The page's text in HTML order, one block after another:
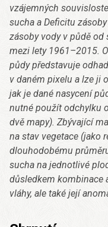
vzájemných
sucha a Deficitu
zásoby vody v půdě
mezi lety 1961–2015.
půdy představuje
v daném pixelu a lze ji
jak je dané nasycení
nutné použít odchylku
dvě mapy). Zbývající
na stav vegetace (jako
dlouhodobému
sucha na jednotlivé
důsledkem kombinace
vláhy, ale také její